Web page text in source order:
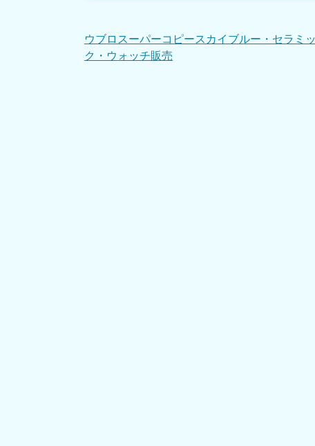
投
稿
ウブロスーパーコピースカイブルー・セラミッ
ク・ウォッチ販売